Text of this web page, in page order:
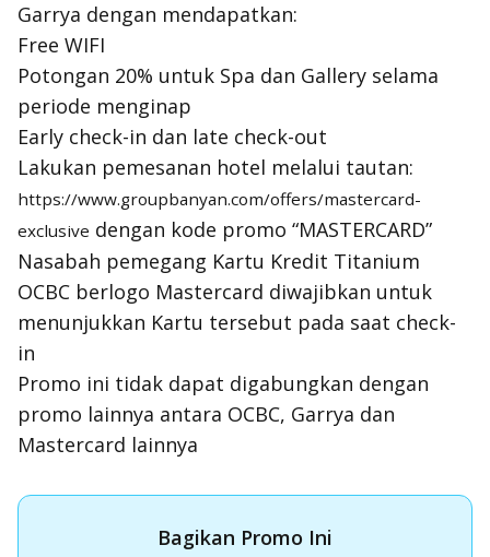
Garrya dengan mendapatkan:
Free WIFI
Potongan 20% untuk Spa dan Gallery selama
periode menginap
Early check-in dan late check-out
Lakukan pemesanan hotel melalui tautan:
https://www.groupbanyan.com/offers/mastercard-
exclusive dengan kode promo “MASTERCARD”
Nasabah pemegang Kartu Kredit Titanium
OCBC berlogo Mastercard diwajibkan untuk
menunjukkan Kartu tersebut pada saat check-
in
Promo ini tidak dapat digabungkan dengan
promo lainnya antara OCBC, Garrya dan
Mastercard lainnya
Bagikan Promo Ini